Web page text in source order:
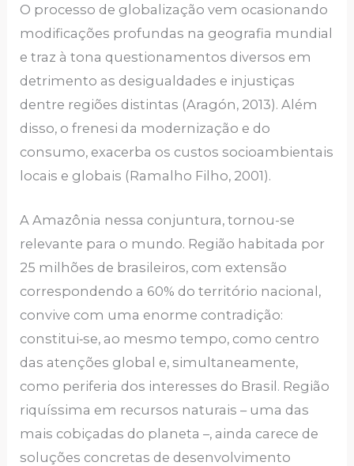
O processo de globalização vem ocasionando
modificações profundas na geografia mundial
e traz à tona questionamentos diversos em
detrimento as desigualdades e injustiças
dentre regiões distintas (Aragón, 2013). Além
disso, o frenesi da modernização e do
consumo, exacerba os custos socioambientais
locais e globais (Ramalho Filho, 2001).
A Amazônia nessa conjuntura, tornou-se
relevante para o mundo. Região habitada por
25 milhões de brasileiros, com extensão
correspondendo a 60% do território nacional,
convive com uma enorme contradição:
constitui‑se, ao mesmo tempo, como centro
das atenções global e, simultaneamente,
como periferia dos interesses do Brasil. Região
riquíssima em recursos naturais – uma das
mais cobiçadas do planeta –, ainda carece de
soluções concretas de desenvolvimento